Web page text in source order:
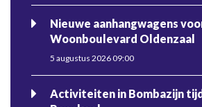
Nieuwe aanhangwagens
Woonboulevard Oldenzaal
5 augustus 2026 09:00
Activiteiten in Bombazijn